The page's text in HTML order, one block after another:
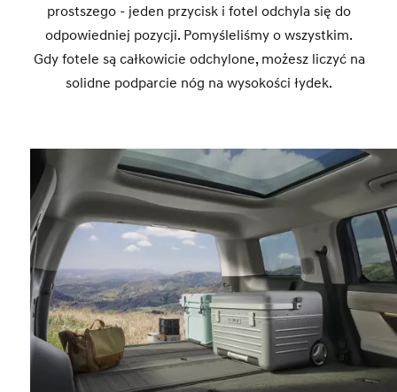
prostszego - jeden przycisk i fotel odchyla się do
odpowiedniej pozycji. Pomyśleliśmy o wszystkim.
Gdy fotele są całkowicie odchylone, możesz liczyć na
solidne podparcie nóg na wysokości łydek.